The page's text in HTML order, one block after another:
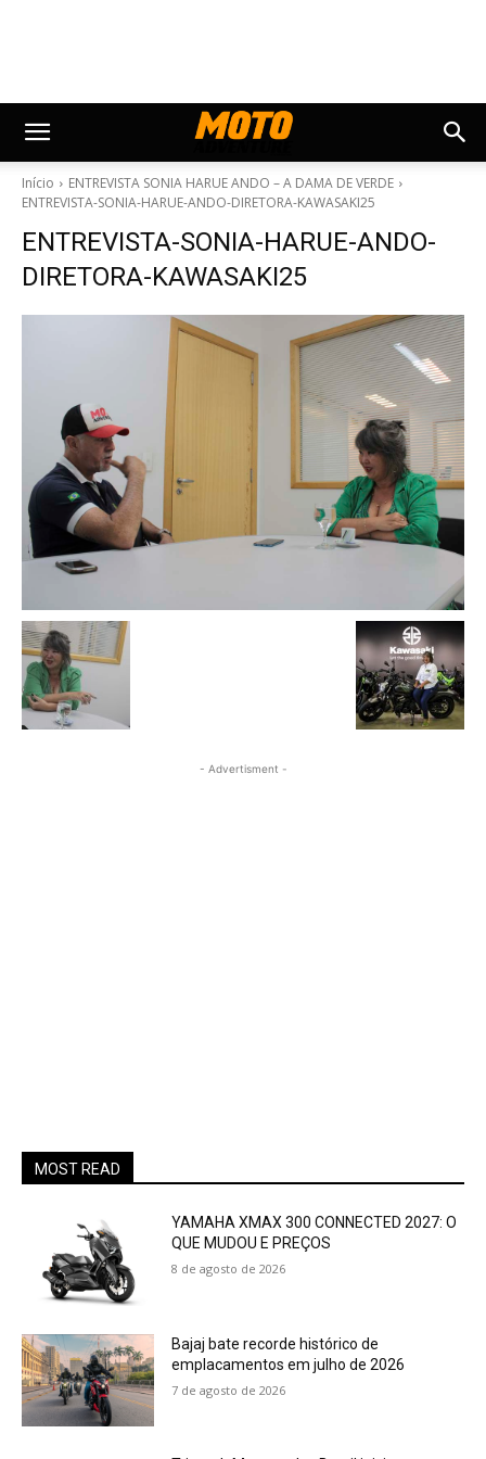
Início
ENTREVISTA SONIA HARUE ANDO – A DAMA DE VERDE
ENTREVISTA-SONIA-HARUE-ANDO-DIRETORA-KAWASAKI25
ENTREVISTA-SONIA-HARUE-ANDO-
DIRETORA-KAWASAKI25
- Advertisment -
MOST READ
YAMAHA XMAX 300 CONNECTED 2027: O
QUE MUDOU E PREÇOS
8 de agosto de 2026
Bajaj bate recorde histórico de
emplacamentos em julho de 2026
7 de agosto de 2026